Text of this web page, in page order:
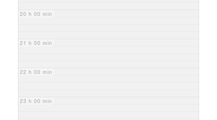
20 h 00 min
21 h 00 min
22 h 00 min
23 h 00 min